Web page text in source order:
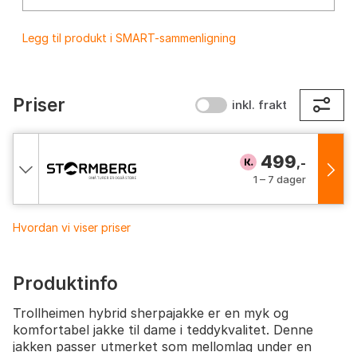
Legg til produkt i SMART-sammenligning
Priser inkl. frakt
499,-
1 – 7 dager
Hvordan vi viser priser
Produktinfo
Trollheimen hybrid sherpajakke er en myk og
komfortabel jakke til dame i teddykvalitet. Denne
jakken passer utmerket som mellomlag under en